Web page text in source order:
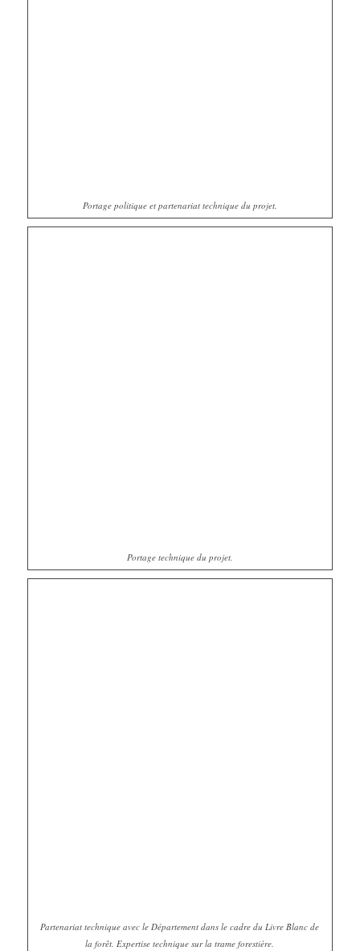
Portage politique et partenariat technique du projet.
Portage technique du projet.
Partenariat technique avec le Département dans le cadre du Livre Blanc de
la forêt. Expertise technique sur la trame forestière.